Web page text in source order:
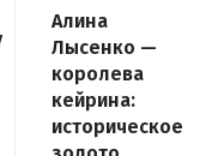
Алина
Лысенко —
королева
кейрина:
историческое